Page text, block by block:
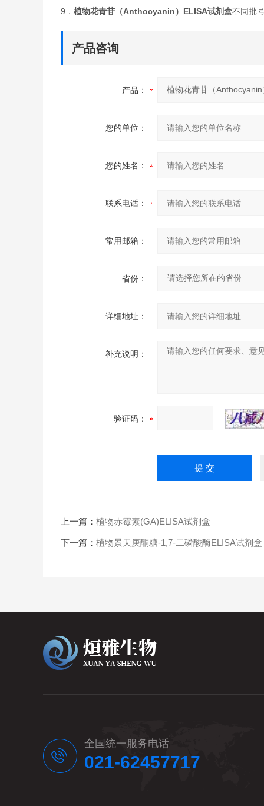
9． 植物花青苷（Anthocyanin）ELISA试剂盒不同批
产品咨询
产品：
您的单位：
您的姓名：
联系电话：
常用邮箱：
省份：
详细地址：
补充说明：
验证码：
上一篇： 植物赤霉素(GA)ELISA试剂盒
下一篇： 植物景天庚酮糖-1,7-二磷酸酶ELISA试剂盒
全国统一服务电话
021-62457717